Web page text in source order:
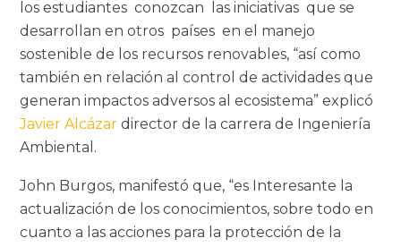
los estudiantes conozcan las iniciativas que se
desarrollan en otros países en el manejo
sostenible de los recursos renovables, “así como
también en relación al control de actividades que
generan impactos adversos al ecosistema” explicó
Javier Alcázar director de la carrera de Ingeniería
Ambiental.
John Burgos, manifestó que, “es Interesante la
actualización de los conocimientos, sobre todo en
cuanto a las acciones para la protección de la